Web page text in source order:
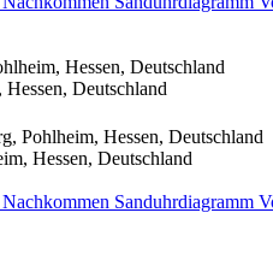
Hessen, Deutschland
Deutschland
Pohlheim, Hessen, Deutschland
Hessen, Deutschland
Nachkommen Sanduhrdiagramm